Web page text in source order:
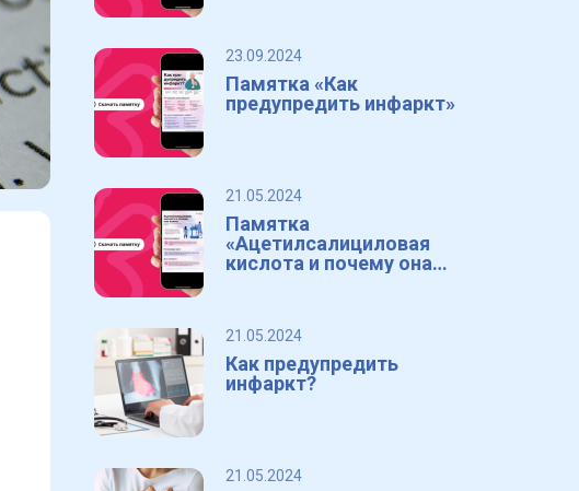
23.09.2024
Памятка «Как
предупредить инфаркт»
21.05.2024
Памятка
«Ацетилсалициловая
кислота и почему она
21.05.2024
Как предупредить
инфаркт?
21.05.2024